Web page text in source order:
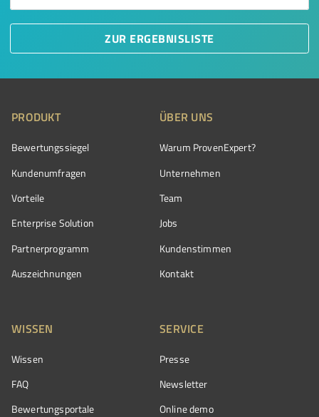
ZUR ERGEBNISLISTE
PRODUKT
Bewertungssiegel
Kundenumfragen
Vorteile
Enterprise Solution
Partnerprogramm
Auszeichnungen
ÜBER UNS
Warum ProvenExpert?
Unternehmen
Team
Jobs
Kundenstimmen
Kontakt
WISSEN
Wissen
FAQ
Bewertungsportale
SERVICE
Presse
Newsletter
Online demo